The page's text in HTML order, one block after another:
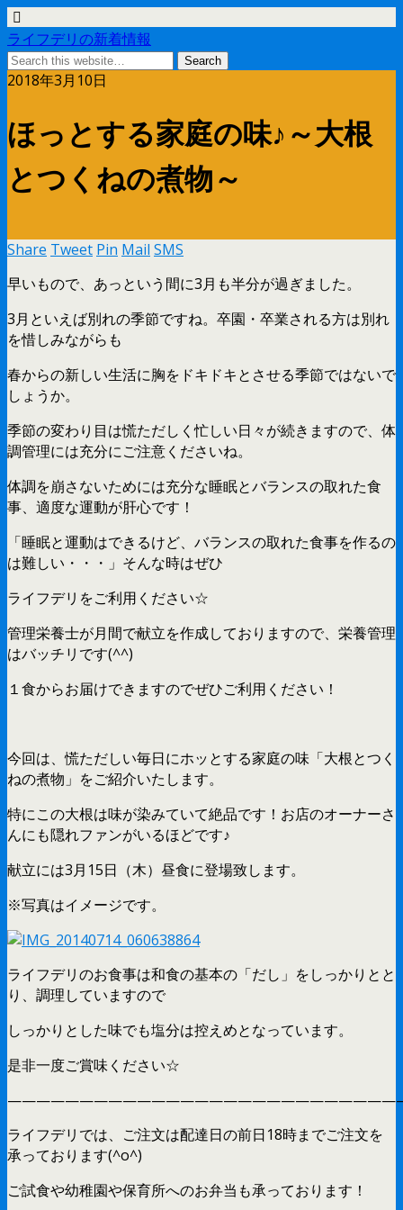
ライフデリの新着情報
2018年3月10日
ほっとする家庭の味♪～大根
とつくねの煮物～
Share Tweet Pin Mail SMS
早いもので、あっという間に3月も半分が過ぎました。
3月といえば別れの季節ですね。卒園・卒業される方は別れ
を惜しみながらも
春からの新しい生活に胸をドキドキとさせる季節ではないで
しょうか。
季節の変わり目は慌ただしく忙しい日々が続きますので、体
調管理には充分にご注意くださいね。
体調を崩さないためには充分な睡眠とバランスの取れた食
事、適度な運動が肝心です！
「睡眠と運動はできるけど、バランスの取れた食事を作るの
は難しい・・・」そんな時はぜひ
ライフデリをご利用ください☆
管理栄養士が月間で献立を作成しておりますので、栄養管理
はバッチリです(^^)
１食からお届けできますのでぜひご利用ください！
今回は、慌ただしい毎日にホッとする家庭の味「大根とつく
ねの煮物」をご紹介いたします。
特にこの大根は味が染みていて絶品です！お店のオーナーさ
んにも隠れファンがいるほどです♪
献立には3月15日（木）昼食に登場致します。
※写真はイメージです。
ライフデリのお食事は和食の基本の「だし」をしっかりとと
り、調理していますので
しっかりとした味でも塩分は控えめとなっています。
是非一度ご賞味ください☆
ライフデリでは、ご注文は配達日の前日18時までご注文を
承っております(^o^)
ご試食や幼稚園や保育所へのお弁当も承っております！